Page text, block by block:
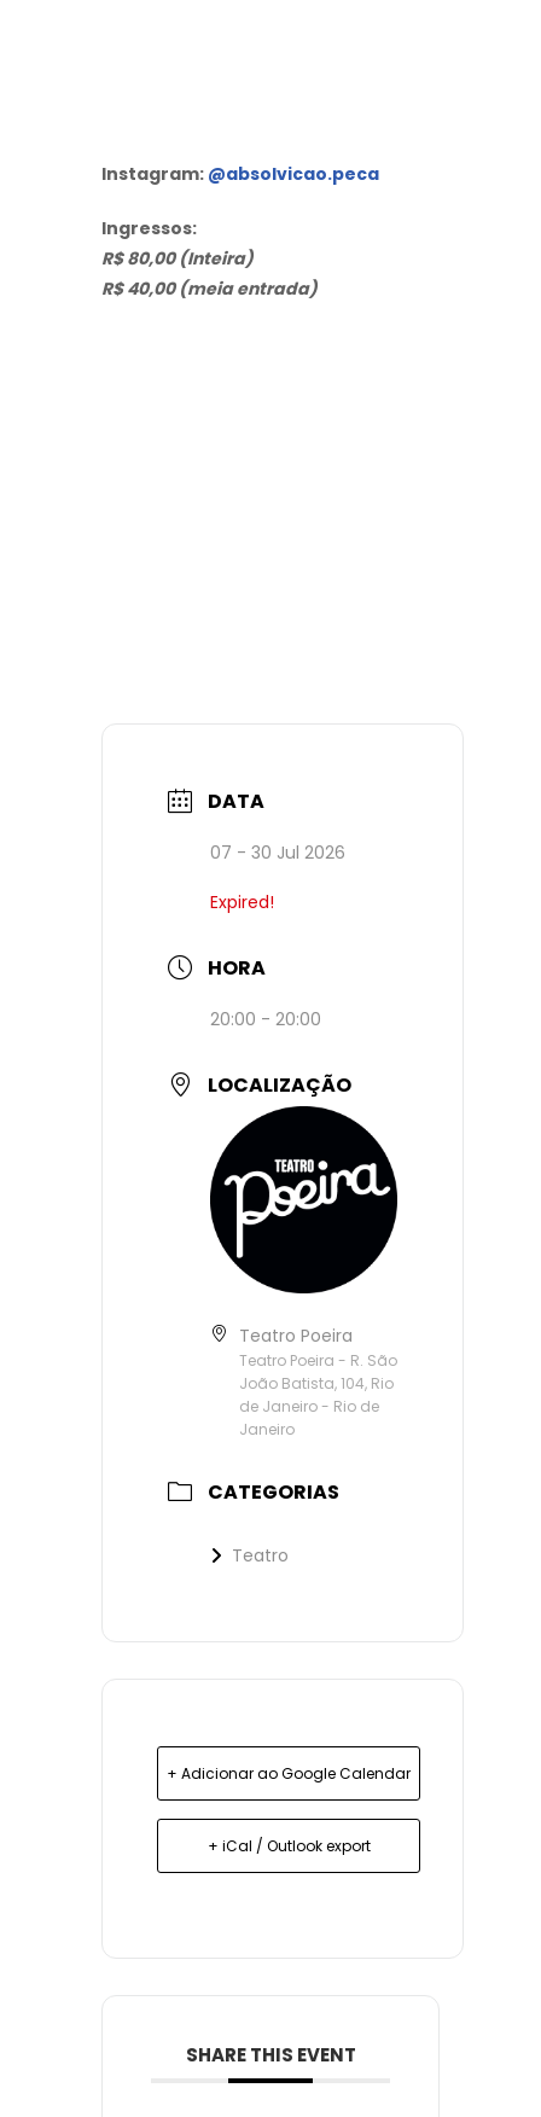
Instagram: @absolvicao.peca
Ingressos:
R$ 80,00 (Inteira)
R$ 40,00 (meia entrada)
DATA
07 - 30 Jul 2026
Expired!
HORA
20:00 - 20:00
LOCALIZAÇÃO
Teatro Poeira
Teatro Poeira - R. São
João Batista, 104, Rio
de Janeiro - Rio de
Janeiro
CATEGORIAS
Teatro
+ Adicionar ao Google Calendar
+ iCal / Outlook export
SHARE THIS EVENT